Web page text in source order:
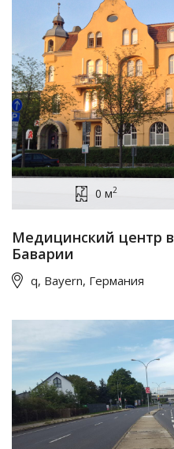
0 м2
Медицинский центр в
Баварии
q, Bayern, Германия